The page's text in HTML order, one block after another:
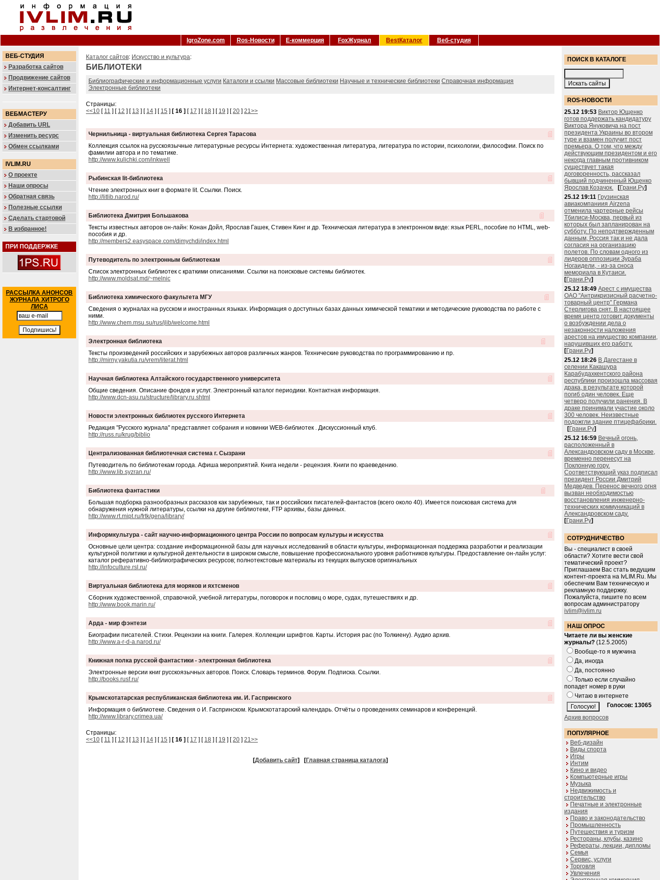
IgroZone.com Ros-Новости Е-коммерция FoxЖурнал BestКаталог Веб-студия
ВЕБ-СТУДИЯ
Разработка сайтов
Продвижение сайтов
Интернет-консалтинг
ВЕБМАСТЕРУ
Добавить URL
Изменить ресурс
Обмен ссылками
IVLIM.RU
О проекте
Наши опросы
Обратная связь
Полезные ссылки
Сделать стартовой
В избранное!
ПРИ ПОДДЕРЖКЕ
РАССЫЛКА АНОНСОВ
ЖУРНАЛА ХИТРОГО
ЛИСА
Каталог сайтов: Искусство и культура:
БИБЛИОТЕКИ
Библиографические и информационные услуги Каталоги и ссылки Массовые библиотеки Научные и технические библиотеки Справочная информация
Электронные библиотеки
Страницы:
<<10 [ 11 ] [ 12 ] [ 13 ] [ 14 ] [ 15 ] [ 16 ] [ 17 ] [ 18 ] [ 19 ] [20 ] 21>>
Чернильница - виртуальная библиотека Сергея Тарасова
Коллекция ссылок на русскоязычные литературные ресурсы Интернета: художественная литература, литература по истории, психологии, философии. Поиск по
фамилии автора и по тематике.
http://www.kulichki.com/inkwell
Рыбинская lit-библиотека
Чтение электронных книг в формате lit. Ссылки. Поиск.
http://litlib.narod.ru/
Библиотека Дмитрия Большакова
Тексты известных авторов он-лайн: Конан Дойл, Ярослав Гашек, Стивен Кинг и др. Техническая литература в электронном виде: язык PERL, пособие по HTML, web-
пособия и др.
http://members2.easyspace.com/dimychdi/index.html
Путеводитель по электронным библиотекам
Список электронных библиотек с краткими описаниями. Ссылки на поисковые системы библиотек.
http://www.moldsat.md/~melnic
Библиотека химического факультета МГУ
Сведения о журналах на русском и иностранных языках. Информация о доступных базах данных химической тематики и методические руководства по работе с
ними.
http://www.chem.msu.su/rus/jlib/welcome.html
Электронная библиотека
Тексты произведений российских и зарубежных авторов различных жанров. Технические руководства по программированию и пр.
http://mirny.yakutia.ru/vrem/literat.html
Научная библиотека Алтайского государственного университета
Общие сведения. Описание фондов и услуг. Электронный каталог периодики. Контактная информация.
http://www.dcn-asu.ru/structure/library.ru.shtml
Новости электронных библиотек русского Интернета
Редакция "Русского журнала" представляет собрания и новинки WEB-библиотек . Дискуссионный клуб.
http://russ.ru/krug/biblio
Централизованная библиотечная система г. Сызрани
Путеводитель по библиотекам города. Афиша мероприятий. Книга недели - рецензия. Книги по краеведению.
http://www.lib.syzran.ru/
Библиотека фантастики
Большая подборка разнообразных рассказов как зарубежных, так и российских писателей-фантастов (всего около 40). Имеется поисковая система для
обнаружения нужной литературы, ссылки на другие библиотеки, FTP архивы, базы данных.
http://www.rt.mipt.ru/frtk/gena/library/
Информкультура - сайт научно-информационного центра России по вопросам культуры и искусства
Основные цели центра: создание информационной базы для научных исследований в области культуры, информационная поддержка разработки и реализации
культурной политики и культурной деятельности в широком смысле, повышение профессионального уровня работников культуры. Предоставление он-лайн услуг:
каталог реферативно-библиографических ресурсов; полнотекстовые материалы из текущих выпусков оригинальных
http://infoculture.rsl.ru/
Виртуальная библиотека для моряков и яхтсменов
Сборник художественной, справочной, учебной литературы, поговорок и пословиц о море, судах, путешествиях и др.
http://www.book.marin.ru/
Арда - мир фэнтези
Биографии писателей. Стихи. Рецензии на книги. Галерея. Коллекции шрифтов. Карты. История рас (по Толкиену). Аудио архив.
http://www.a-r-d-a.narod.ru/
Книжная полка русской фантастики - электронная библиотека
Электронные версии книг русскоязычных авторов. Поиск. Словарь терминов. Форум. Подписка. Ссылки.
http://books.rusf.ru/
Крымскотатарская республиканская библиотека им. И. Гаспринского
Информация о библиотеке. Сведения о И. Гаспринском. Крымскотатарский календарь. Отчёты о проведениях семинаров и конференций.
http://www.library.crimea.ua/
Страницы:
<<10 [ 11 ] [ 12 ] [ 13 ] [ 14 ] [ 15 ] [ 16 ] [ 17 ] [ 18 ] [ 19 ] [20 ] 21>>
[Добавить сайт] [Главная страница каталога]
ПОИСК В КАТАЛОГЕ
ROS-НОВОСТИ
25.12 19:53 Виктор Ющенко
готов поддержать кандидатуру
Виктора Януковича на пост
президента Украины во втором
туре и взамен получит пост
премьера. О том, что между
действующим президентом и его
некогда главным противником
существует такая
договоренность, рассказал
бывший подчиненный Ющенко
Ярослав Козачок.
[Грани.Ру]
25.12 19:11 Грузинская
авиакомпаниия Airzena
отменила чартерные рейсы
Тбилиси-Москва, первый из
которых был запланирован на
субботу. По неподтвержденным
данным, Россия так и не дала
согласия на организацию
полетов. По словам одного из
лидеров оппозиции Зураба
Ногаидели, - из-за сноса
мемориала в Кутаиси.
[Грани.Ру]
25.12 18:49 Арест с имущества
ОАО "Антрикризисный расчетно-
товарный центр" Германа
Стерлигова снят. В настоящее
время центр готовит документы
о возбуждении дела о
незаконности наложения
арестов на имущество компании,
нарушивших его работу.
[Грани.Ру]
25.12 18:26 В Дагестане в
селении Какашура
Карабудахкентского района
республики произошла массовая
драка, в результате которой
погиб один человек. Еще
четверо получили ранения. В
драке принимали участие около
300 человек. Неизвестные
подожгли здание птицефабрики.
[Грани.Ру]
25.12 16:59 Вечный огонь,
расположенный в
Александровском саду в Москве,
временно перенесут на
Поклонную гору.
Соответствующий указ подписал
президент России Дмитрий
Медведев. Перенос вечного огня
вызван необходимостью
восстановления инженерно-
технических коммуникаций в
Александровском саду.
[Грани.Ру]
СОТРУДНИЧЕСТВО
Вы - специалист в своей
области? Хотите вести свой
тематический проект?
Приглашаем Вас стать ведущим
контент-проекта на IvLIM.Ru. Мы
обеспечим Вам техническую и
рекламную поддержку.
Пожалуйста, пишите по всем
вопросам администратору
ivlim@ivlim.ru
НАШ ОПРОС
Читаете ли вы женские
журналы? (12.5.2005)
Вообще-то я мужчина
Да, иногда
Да, постоянно
Только если случайно
попадет номер в руки
Читаю в интернете
Голосов: 13065
Архив вопросов
ПОПУЛЯРНОЕ
Веб-дизайн
Виды спорта
Игры
Интим
Кино и видео
Компьютерные игры
Музыка
Недвижимость и
строительство
Печатные и электронные
издания
Право и законодательство
Промышленность
Путешествия и туризм
Рестораны, клубы, казино
Рефераты, лекции, дипломы
Семья
Сервис, услуги
Торговля
Увлечения